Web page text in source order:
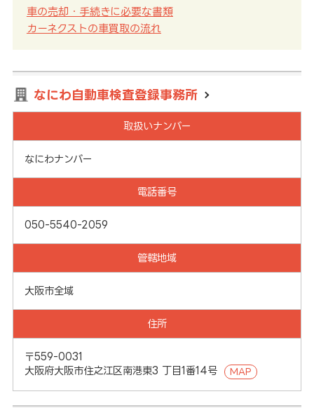
車の売却・手続きに必要な書類
カーネクストの車買取の流れ
なにわ自動車検査登録事務所
取扱いナンバー
なにわナンバー
電話番号
050-5540-2059
管轄地域
大阪市全域
住所
〒559-0031
大阪府大阪市住之江区南港東3 丁目1番14号
MAP